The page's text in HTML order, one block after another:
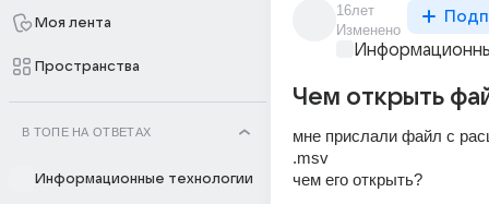
Моя лента
Пространства
В ТОПЕ НА ОТВЕТАХ
Информационные технологии
16лет
Изменено
Чем открыть
мне прислали файл с
.msv
чем его открыть?